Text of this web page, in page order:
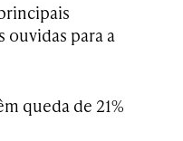
ouvidas para a
queda de 21%